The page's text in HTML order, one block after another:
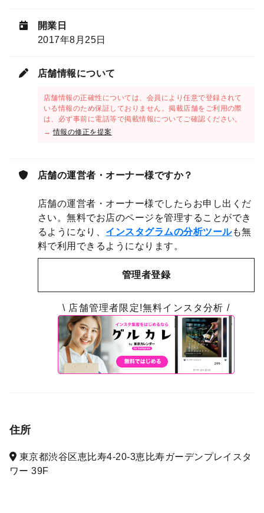
開業日
2017年8月25日
店舗情報について
店舗情報の正確性については、会員により任意で登録されて
いる情報のため保証しておりません。掲載店舗をご利用の際
は、必ず事前に電話等で掲載情報についてご確認ください。
→情報の修正を提案
店舗の運営者・オーナー様ですか？
店舗の運営者・オーナー様でしたらお申し出くだ
さい。無料でお店のページを管理することができ
るようになり、 インスタグラムの分析ツールも無
料で利用できるようになります。
管理者登録
\ 店舗管理者限定!無料インスタ分析 /
住所
東京都渋谷区恵比寿4-20-3恵比寿ガーデンプレイスタ
ワー 39F